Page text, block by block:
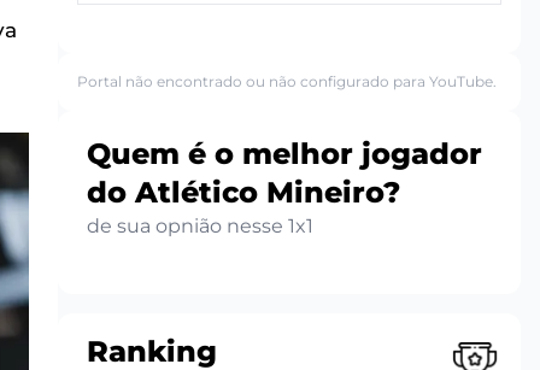
Portal não encontrado ou não configurado para YouTube.
Quem é o melhor jogador
do Atlético Mineiro?
de sua opnião nesse 1x1
Ranking